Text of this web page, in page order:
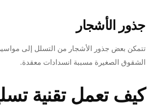
جذور الأشجار
تتمكن بعض جذور الأشجار من التسلل إلى
الشقوق الصغيرة مسببة انسدادات معقدة.
كيف تعمل تقنية